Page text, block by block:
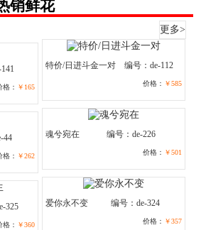
销鲜花
更多>
格： ￥165
特价/日进斗金一对 编号：de-112
价格： ￥585
44
格： ￥262
魂兮宛在 编号：de-226
价格： ￥501
325
格： ￥360
爱你永不变 编号：de-324
价格： ￥357